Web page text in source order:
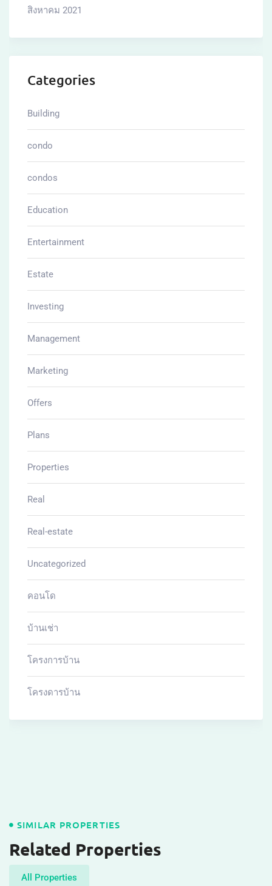
สิงหาคม 2021
Categories
Building
condo
condos
Education
Entertainment
Estate
Investing
Management
Marketing
Offers
Plans
Properties
Real
Real-estate
Uncategorized
คอนโด
บ้านเช่า
โครงการบ้าน
โครงดารบ้าน
SIMILAR PROPERTIES
Related Properties
All Properties